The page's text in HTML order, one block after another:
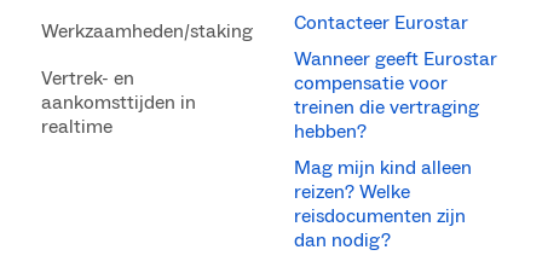
Werkzaamheden/staking
Vertrek- en
aankomsttijden in
realtime
Contacteer Eurostar
Wanneer geeft Eurostar
compensatie voor
treinen die vertraging
hebben?
Mag mijn kind alleen
reizen? Welke
reisdocumenten zijn
dan nodig?